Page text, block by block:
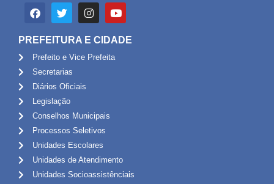
PREFEITURA E CIDADE
Prefeito e Vice Prefeita
Secretarias
Diários Oficiais
Legislação
Conselhos Municipais
Processos Seletivos
Unidades Escolares
Unidades de Atendimento
Unidades Socioassistênciais